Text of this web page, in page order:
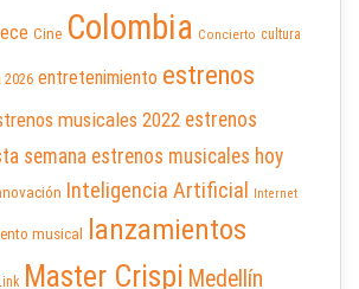
Cine Colombia Concierto cultura
entretenimiento estrenos
musicales 2022 estrenos
semana estrenos musicales hoy
Inteligencia Artificial Internet
musical lanzamientos
Master Crispi Medellín